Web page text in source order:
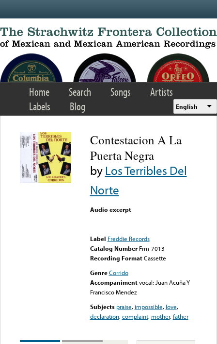
Home Search Songs
Artists
Labels
Blog English
Contestacion A La
Puerta Negra
byLos Terribles Del
Norte
Audio excerpt
Label Freddie Records
Catalog Number Frm-7013
Recording FormatCassette
Genre Corrido
Accompaniment vocal: Juan Acuña Y
Francisco Mendez
Subjects praise, impossible, love,
declaration,complaint, mother,father